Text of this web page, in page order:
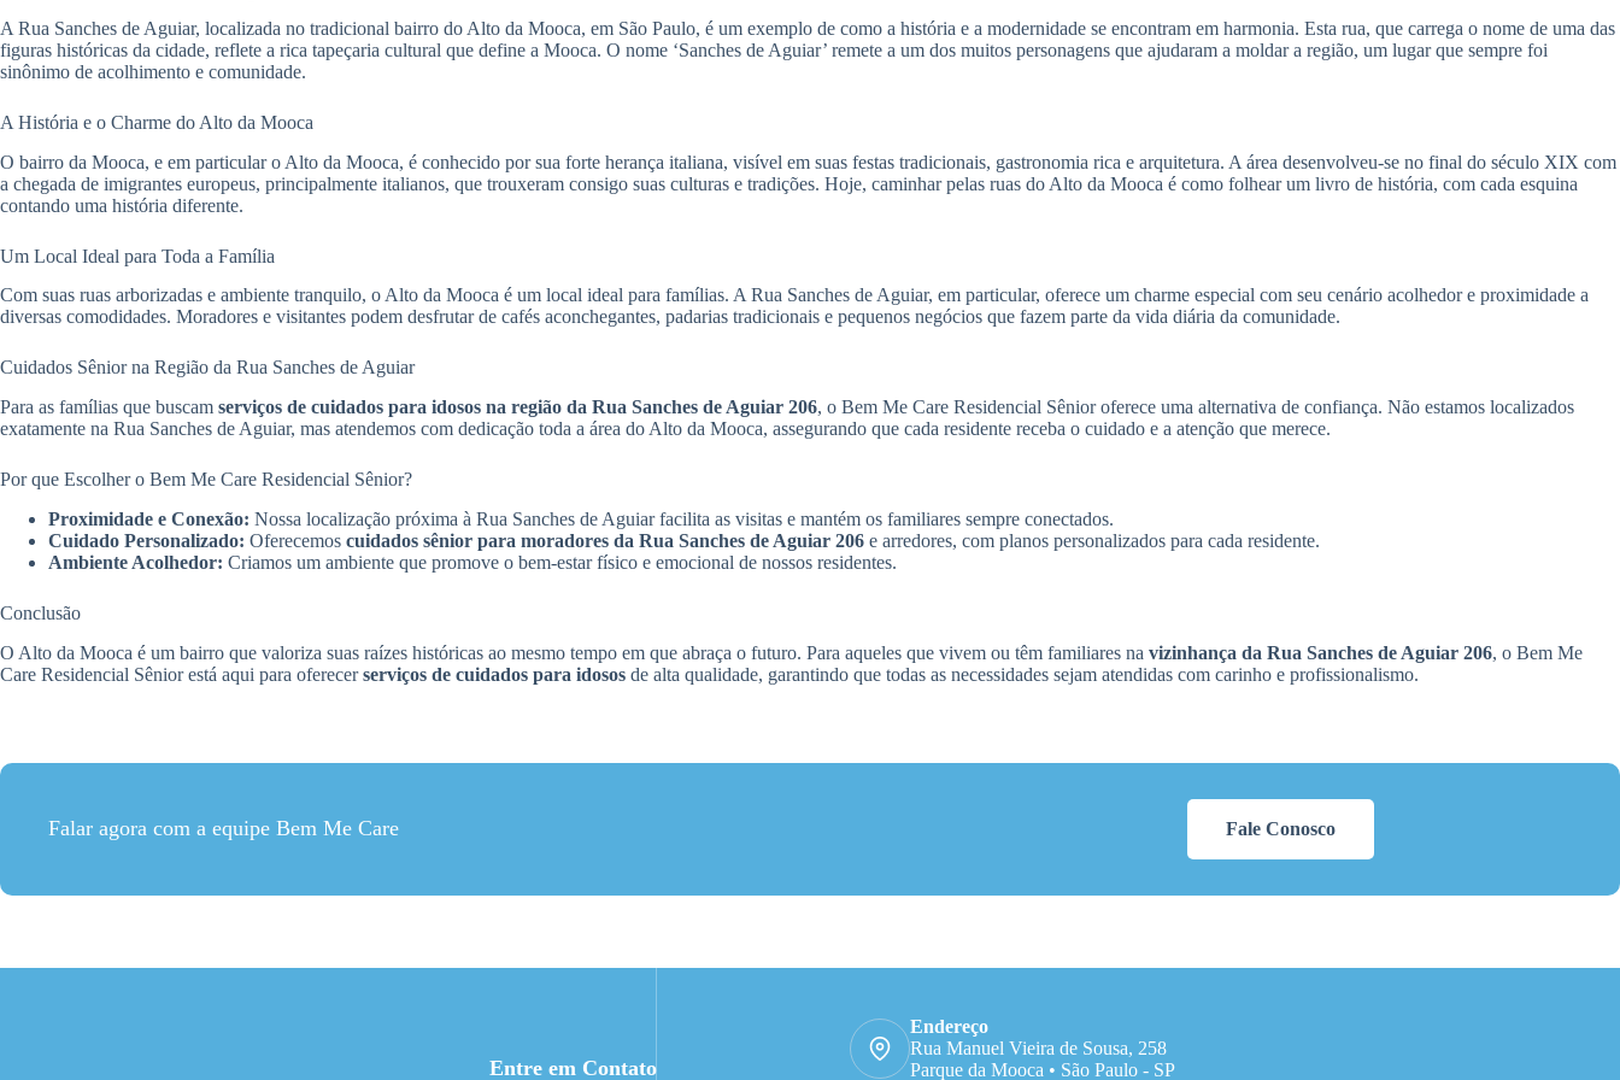
A Rua Sanches de Aguiar, localizada no tradicional bairro do Alto da Mooca, em São Paulo, é um exemplo de como a história e a modernidade se encontram em harmonia. Esta rua, que carrega o nome de uma das
figuras históricas da cidade, reflete a rica tapeçaria cultural que define a Mooca. O nome ‘Sanches de Aguiar’ remete a um dos muitos personagens que ajudaram a moldar a região, um lugar que sempre foi
sinônimo de acolhimento e comunidade.
A História e o Charme do Alto da Mooca
O bairro da Mooca, e em particular o Alto da Mooca, é conhecido por sua forte herança italiana, visível em suas festas tradicionais, gastronomia rica e arquitetura. A área desenvolveu-se no final do século XIX com
a chegada de imigrantes europeus, principalmente italianos, que trouxeram consigo suas culturas e tradições. Hoje, caminhar pelas ruas do Alto da Mooca é como folhear um livro de história, com cada esquina
contando uma história diferente.
Um Local Ideal para Toda a Família
Com suas ruas arborizadas e ambiente tranquilo, o Alto da Mooca é um local ideal para famílias. A Rua Sanches de Aguiar, em particular, oferece um charme especial com seu cenário acolhedor e proximidade a
diversas comodidades. Moradores e visitantes podem desfrutar de cafés aconchegantes, padarias tradicionais e pequenos negócios que fazem parte da vida diária da comunidade.
Cuidados Sênior na Região da Rua Sanches de Aguiar
Para as famílias que buscam serviços de cuidados para idosos na região da Rua Sanches de Aguiar 206, o Bem Me Care Residencial Sênior oferece uma alternativa de confiança. Não estamos localizados
exatamente na Rua Sanches de Aguiar, mas atendemos com dedicação toda a área do Alto da Mooca, assegurando que cada residente receba o cuidado e a atenção que merece.
Por que Escolher o Bem Me Care Residencial Sênior?
Proximidade e Conexão: Nossa localização próxima à Rua Sanches de Aguiar facilita as visitas e mantém os familiares sempre conectados.
Cuidado Personalizado: Oferecemos cuidados sênior para moradores da Rua Sanches de Aguiar 206 e arredores, com planos personalizados para cada residente.
Ambiente Acolhedor: Criamos um ambiente que promove o bem-estar físico e emocional de nossos residentes.
Conclusão
O Alto da Mooca é um bairro que valoriza suas raízes históricas ao mesmo tempo em que abraça o futuro. Para aqueles que vivem ou têm familiares na vizinhança da Rua Sanches de Aguiar 206, o Bem Me
Care Residencial Sênior está aqui para oferecerserviços de cuidados para idosos de alta qualidade, garantindo que todas as necessidades sejam atendidas com carinho e profissionalismo.
Falar agora com a equipe Bem Me Care Fale Conosco
Entre em Contato
Endereço
Rua Manuel Vieira de Sousa, 258
Parque da Mooca • São Paulo - SP